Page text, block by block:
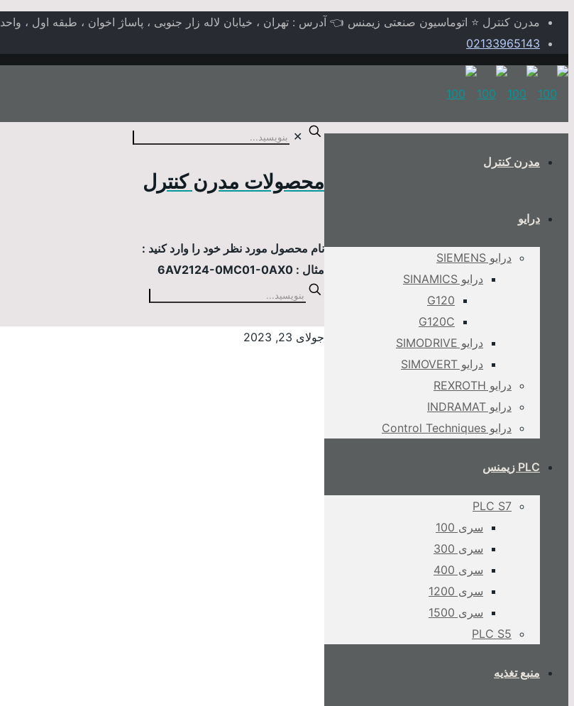
مدرن کنترل ⭐ اتوماسیون صنعتی زیمنس 👈 آدرس : تهران ، خیابان لاله زار جنوبی ، پاساژ اخوان ، طبقه اول ، واحد ۳۳ .
02133965143
مدرن کنترل
درایو
درایو SIEMENS
درایو SINAMICS
G120
G120C
درایو SIMODRIVE
درایو SIMOVERT
درایو REXROTH
درایو INDRAMAT
درایو Control Techniques
PLC زیمنس
PLC S7
سری 100
سری 300
سری 400
سری 1200
سری 1500
PLC S5
منبع تغذیه
✕
محصولات مدرن کنترل
نام محصول مورد نظر خود را وارد کنید :
مثال : 6AV2124-0MC01-0AX0
جولای 23, 2023